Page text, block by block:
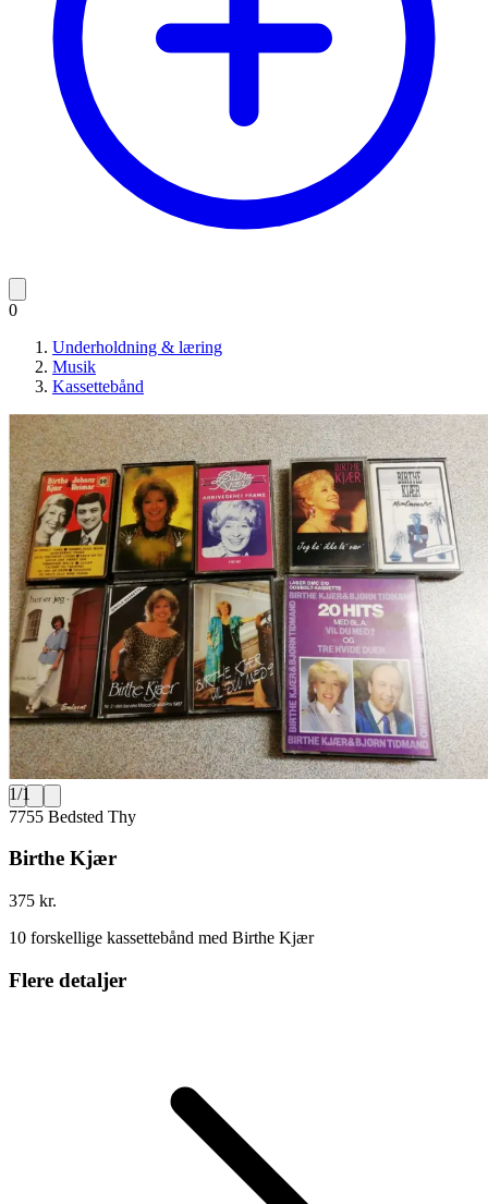
0
Underholdning & læring
Musik
Kassettebånd
1/1
7755 Bedsted Thy
Birthe Kjær
375 kr.
10 forskellige kassettebånd med Birthe Kjær
Flere detaljer